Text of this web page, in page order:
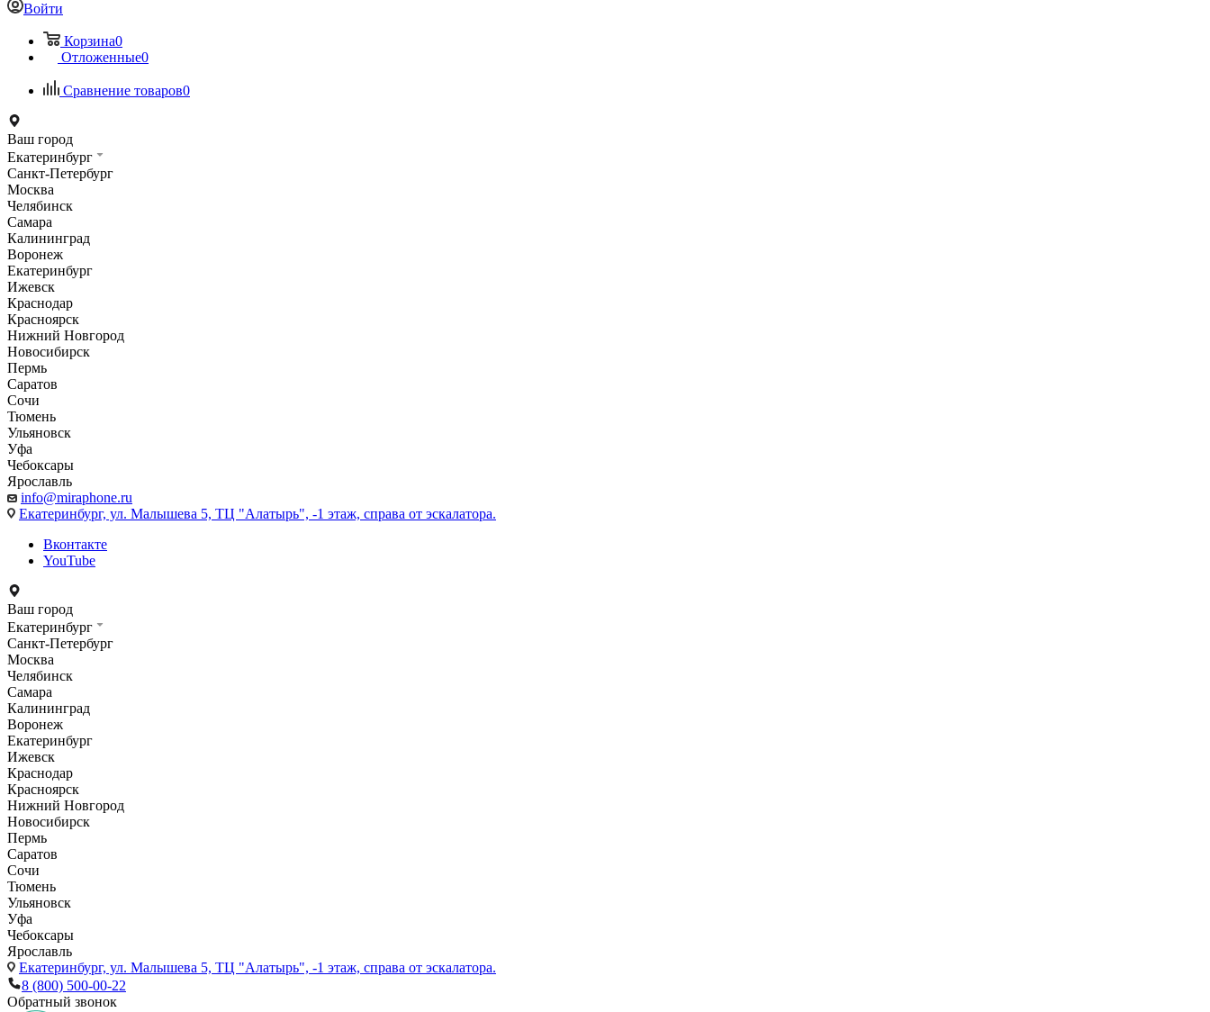
Войти
Корзина0
Отложенные0
Сравнение товаров0
Ваш город
Екатеринбург
Санкт-Петербург
Москва
Челябинск
Самара
Калининград
Воронеж
Екатеринбург
Ижевск
Краснодар
Красноярск
Нижний Новгород
Новосибирск
Пермь
Саратов
Сочи
Тюмень
Ульяновск
Уфа
Чебоксары
Ярославль
info@miraphone.ru
Екатеринбург, ул. Малышева 5, ТЦ "Алатырь", -1 этаж, справа от эскалатора.
Вконтакте
YouTube
Ваш город
Екатеринбург
Санкт-Петербург
Москва
Челябинск
Самара
Калининград
Воронеж
Екатеринбург
Ижевск
Краснодар
Красноярск
Нижний Новгород
Новосибирск
Пермь
Саратов
Сочи
Тюмень
Ульяновск
Уфа
Чебоксары
Ярославль
Екатеринбург, ул. Малышева 5, ТЦ "Алатырь", -1 этаж, справа от эскалатора.
8 (800) 500-00-22
Обратный звонок